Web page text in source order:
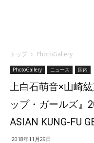
トップ PhotoGallery
PhotoGallery ニュース 国内
上白石萌音×山崎
ップ・ガールズ』
ASIAN KUNG-FU
2018年11月29日